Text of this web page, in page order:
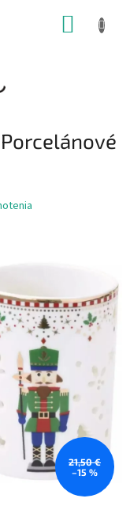
Porcelánové
21,50 €
–15 %